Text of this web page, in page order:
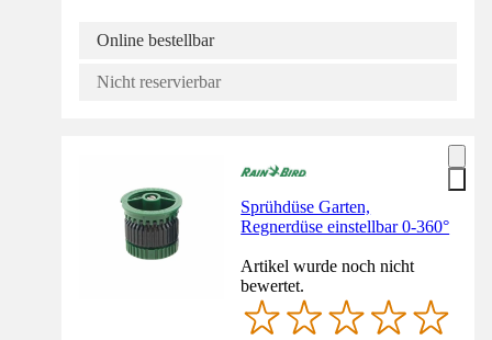
Online bestellbar
Nicht reservierbar
Sprühdüse Garten,
Regnerdüse einstellbar 0-360°
Artikel wurde noch nicht
bewertet.